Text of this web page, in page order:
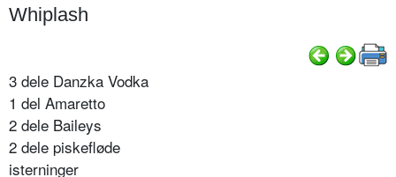
Whiplash
3 dele Danzka Vodka
1 del Amaretto
2 dele Baileys
2 dele piskefløde
isterninger